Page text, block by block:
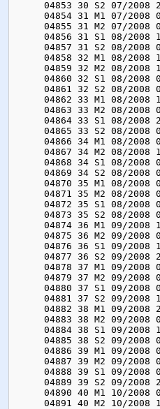
04853 30 S2 07/2008
04854 31 M1 07/2008
04855 31 M2 07/2008
04856 31 S1 08/2008
04857 31 S2 08/2008
04858 32 M1 08/2008
04859 32 M2 08/2008
04860 32 S1 08/2008
04861 32 S2 08/2008
04862 33 M1 08/2008
04863 33 M2 08/2008
04864 33 S1 08/2008
04865 33 S2 08/2008
04866 34 M1 08/2008
04867 34 M2 08/2008
04868 34 S1 08/2008
04869 34 S2 08/2008
04870 35 M1 08/2008
04871 35 M2 08/2008
04872 35 S1 08/2008
04873 35 S2 08/2008
04874 36 M1 09/2008
04875 36 M2 09/2008
04876 36 S1 09/2008
04877 36 S2 09/2008
04878 37 M1 09/2008
04879 37 M2 09/2008
04880 37 S1 09/2008
04881 37 S2 09/2008
04882 38 M1 09/2008
04883 38 M2 09/2008
04884 38 S1 09/2008
04885 38 S2 09/2008
04886 39 M1 09/2008
04887 39 M2 09/2008
04888 39 S1 09/2008
04889 39 S2 09/2008
04890 40 M1 10/2008
04891 40 M2 10/2008